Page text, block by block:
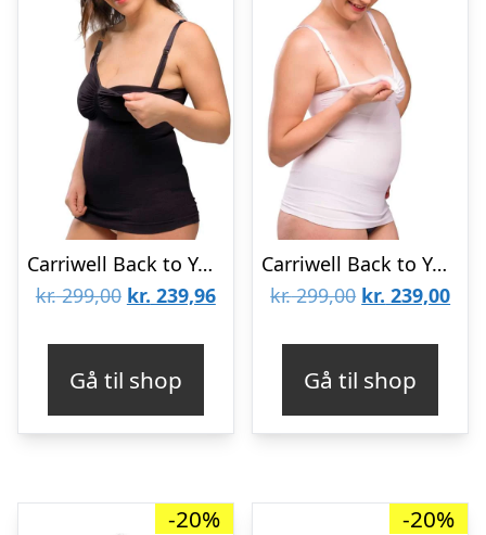
Carriwell Back to You Ammetop – Cami sømløs – sort
kr.299,00 Den
var:
kr. 299,00.
kr. 239,96Den
kr. 239,96.
Gå til shop
Carriwell Back to You – Ammetop – Cami Sømløs (Hvid)
kr.299,00 Den
var:
kr. 299,00.
kr. 239,00Den
kr.
Gå til shop
-20% -20%